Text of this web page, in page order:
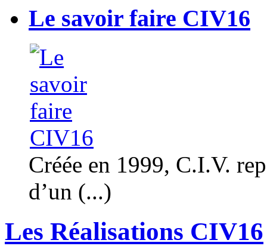
Le savoir faire CIV16
Créée en 1999, C.I.V.
d’un (...)
Les Réalisations CIV16